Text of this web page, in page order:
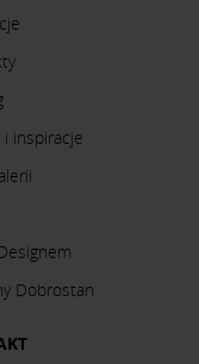
i inspiracje
Dobrostan